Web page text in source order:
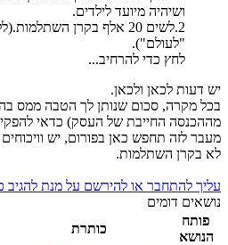
ושיהיה מיועד לילדים.
2.לשים 20 אלף בקרן
"לעולם").
לחץ כדי להרחיב...
יש דעות לכאן ולכאן.
מההכנסה החייבת של העסק) כדאי
מעבר לזה תחפש כאן בפורום, יש
לא בקרן השתלמות.
עליך להתחבר או להירשם על מנת להגיב
נושאים דומים
פותח
הנושא
כותרת